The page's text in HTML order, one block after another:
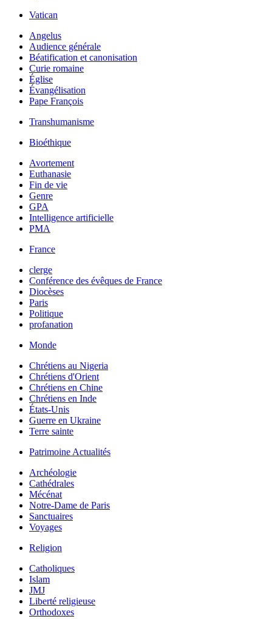
Vatican
Angelus
Audience générale
Béatification et canonisation
Curie romaine
Église
Évangélisation
Pape François
Transhumanisme
Bioéthique
Avortement
Euthanasie
Fin de vie
Genre
GPA
Intelligence artificielle
PMA
France
clerge
Conférence des évêques de France
Diocèses
Paris
Politique
profanation
Monde
Chrétiens au Nigeria
Chrétiens d'Orient
Chrétiens en Chine
Chrétiens en Inde
États-Unis
Guerre en Ukraine
Terre sainte
Patrimoine Actualités
Archéologie
Cathédrales
Mécénat
Notre-Dame de Paris
Sanctuaires
Voyages
Religion
Catholiques
Islam
JMJ
Liberté religieuse
Orthodoxes